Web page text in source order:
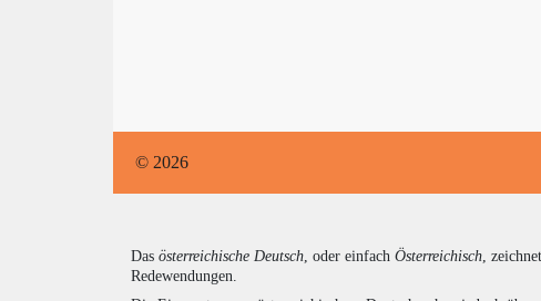
© 2026
Das österreichische Deutsch, oder einfach Österreichisch,
Redewendungen.